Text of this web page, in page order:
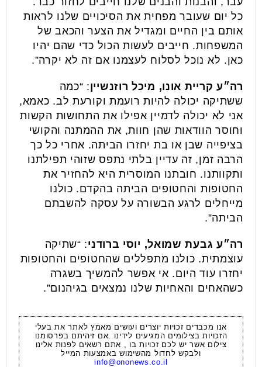
כל יום שעובר מפחית את הסיכויים שלנו לראות
אותם בין החיים ומגדיל את הצער והכאב של
המשפחות. חייבים לעשות הכול כדי שהם יהיו
כאן. לא נוכל לסלוח לעצמנו אם זה לא יקרה”.
רה״ע קריית אונו, מיכל רוזנשיין: “כמה
ששתיקה יכולה להיות רועמת וקורעת לב. כאמא,
אני לא יכולה לדמיין אפילו את התחושות הקשות
וחוסר הוודאות שהן חוות, את ההמתנה והקושי
בציפייה שבן או בת יחזרו הביתה. אחרי כל כך
הרבה זמן, זה עדיין בלתי נתפס שזוהי תפילתנו
ותקוותנו. חובתנו המוסרית היא להחזיר את
החטופות והחטופים הביתה בהקדם. כולנו
מייחלים לרגע הבשורה על עסקה להשבתם
הביתה”.
רה״ע גבעת שמואל, יוסי ברודני: “שתיקה
עוצמתית. כולנו מתפללים שהחטופים והחטופות
יחזרו עוד היום. אי אפשר להמשיך בשגרה
כשהאחים והאחיות שלנו נמצאים בגיהנום”.
אנו מכבדים זכויות יוצרים ועושים מאמץ לאתר את בעלי
הזכויות בצילומים המגיעים לידינו .אם זיהיתם בפרסומנו
צילום אשר יש לכם זכויות בו , אתם רשאים לפנות אלינו
ולבקש לחדול מהשימוש באמצעות המייל
info@ononews.co.il